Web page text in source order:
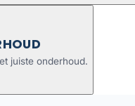
juiste onderhoud.